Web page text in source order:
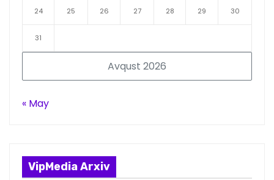
Avqust 2026
24 25 26 27 28 29 30
31
« May
VipMedia Arxiv